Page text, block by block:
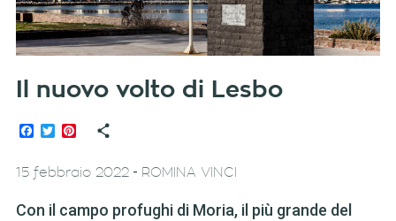
Il nuovo volto di Lesbo
Facebook
TwitterPinterest
15 febbraio 2022- ROMINA VINCI
Con il campo profughi di Moria, il più grande del